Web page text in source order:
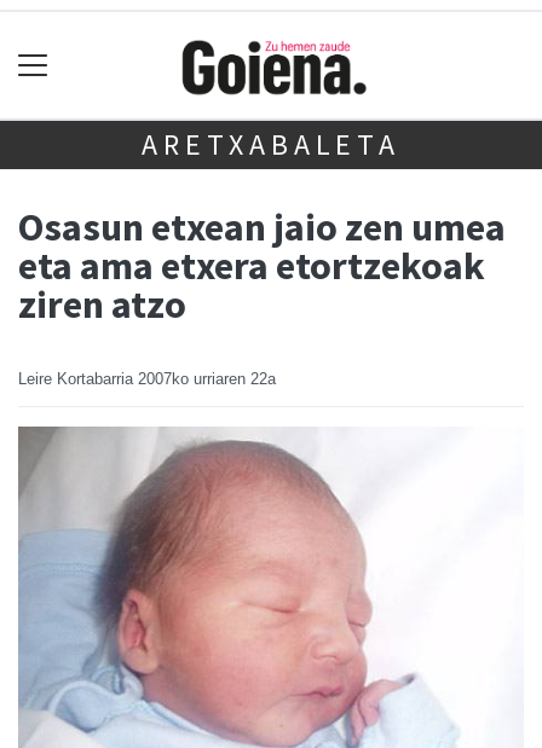
ARETXABALETA
Osasun etxean jaio zen umea
eta ama etxera etortzekoak
ziren atzo
Leire Kortabarria 2007ko urriaren 22a